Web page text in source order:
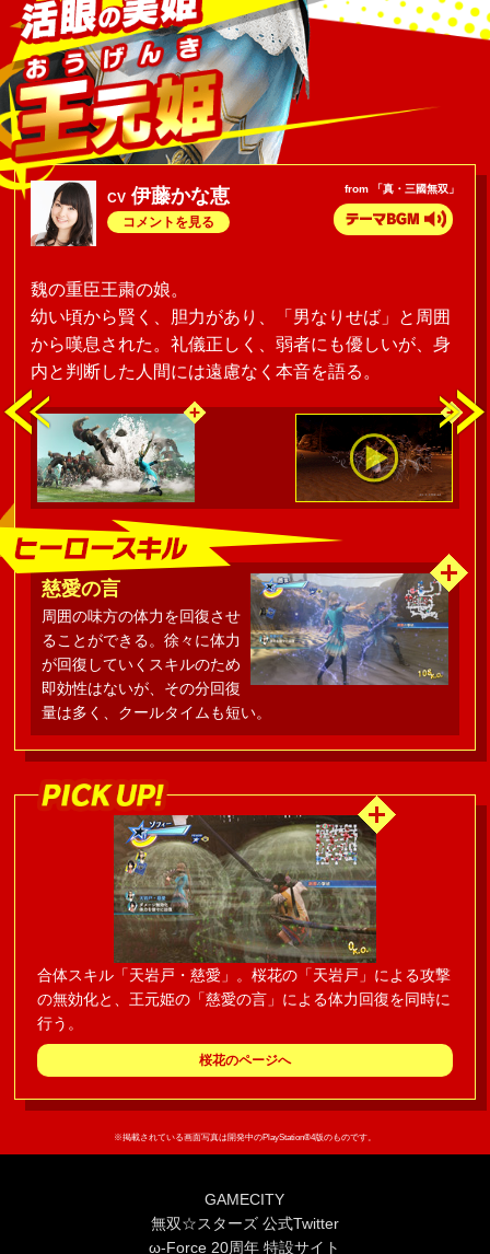
CV伊藤かな恵
コメントを見る
from 「真・三國無双」
魏の重臣王粛の娘。
幼い頃から賢く、胆力があり、「男なりせば」と周囲
から嘆息された。礼儀正しく、弱者にも優しいが、身
内と判断した人間には遠慮なく本音を語る。
慈愛の言
周囲の味方の体力を回復させ
ることができる。徐々に体力
が回復していくスキルのため
即効性はないが、その分回復
量は多く、クールタイムも短い。
合体スキル「天岩戸・慈愛」。桜花の「天岩戸」による攻撃
の無効化と、王元姫の「慈愛の言」による体力回復を同時に
行う。
桜花のページへ
※掲載されている画面写真は開発中のPlayStation®4版のものです。
GAMECITY
無双☆スターズ 公式Twitter
ω-Force 20周年 特設サイト